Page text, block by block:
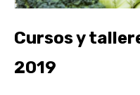
Cursos y
2019